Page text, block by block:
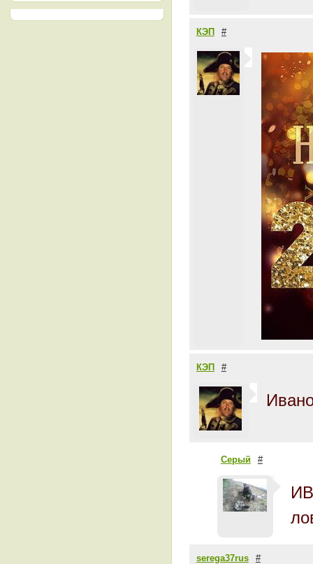
КЭП #
КЭП #
Серый #
serega37rus #